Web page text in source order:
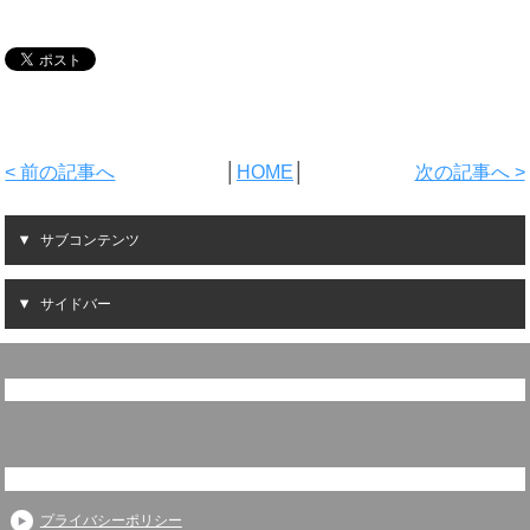
< 前の記事へ HOME 次の記事へ >
サブコンテンツ
サイドバー
プライバシーポリシー